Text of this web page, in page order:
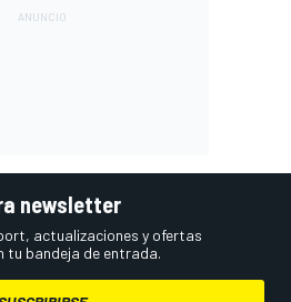
newsletter
actualizaciones y ofertas
tu bandeja de entrada.